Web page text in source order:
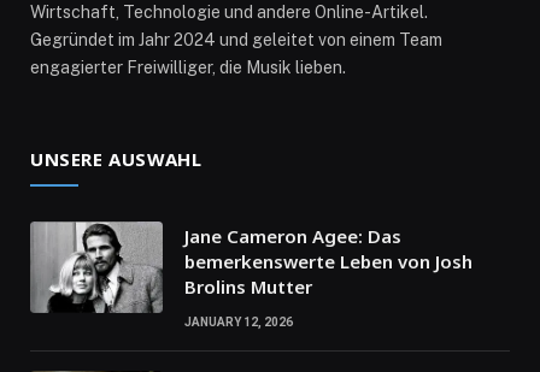
Wirtschaft, Technologie und andere Online-Artikel.
Gegründet im Jahr 2024 und geleitet von einem Team
engagierter Freiwilliger, die Musik lieben.
UNSERE AUSWAHL
Jane Cameron Agee: Das
bemerkenswerte Leben von Josh
Brolins Mutter
JANUARY 12, 2026